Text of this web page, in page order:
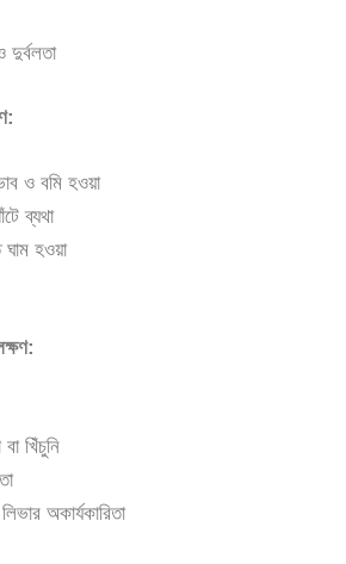
দুর্বলতা
ও বমি হওয়া
ব্যথা
হওয়া
খিঁচুনি
অকার্যকারিতা